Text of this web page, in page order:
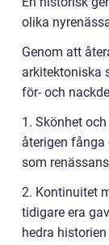
olika
Genom att
arkitektoniska
för- och
1. Skönhet
återigen fånga
som
2. Kontinuitet
tidigare era
hedra